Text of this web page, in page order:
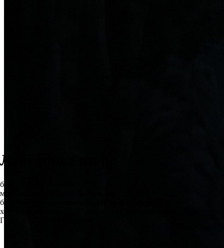
Лебединое озеро
балет в 4-х действиях
музыка Петра Ильича Чайковского
балетмейстер-постановщик Михаил Мессерер
хореография Мариуса Петипа, Льва Иванова, Александра
Горского, Асафа Мессерера